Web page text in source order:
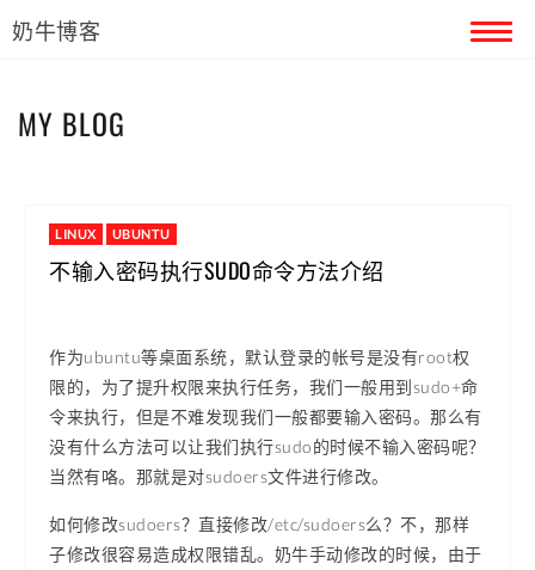
奶牛博客
MY BLOG
LINUX UBUNTU
不输入密码执行SUDO命令方法介绍
作为ubuntu等桌面系统，默认登录的帐号是没有root权
限的，为了提升权限来执行任务，我们一般用到sudo+命
令来执行，但是不难发现我们一般都要输入密码。那么有
没有什么方法可以让我们执行sudo的时候不输入密码呢？
当然有咯。那就是对sudoers文件进行修改。
如何修改sudoers？直接修改/etc/sudoers么？不，那样
子修改很容易造成权限错乱。奶牛手动修改的时候，由于